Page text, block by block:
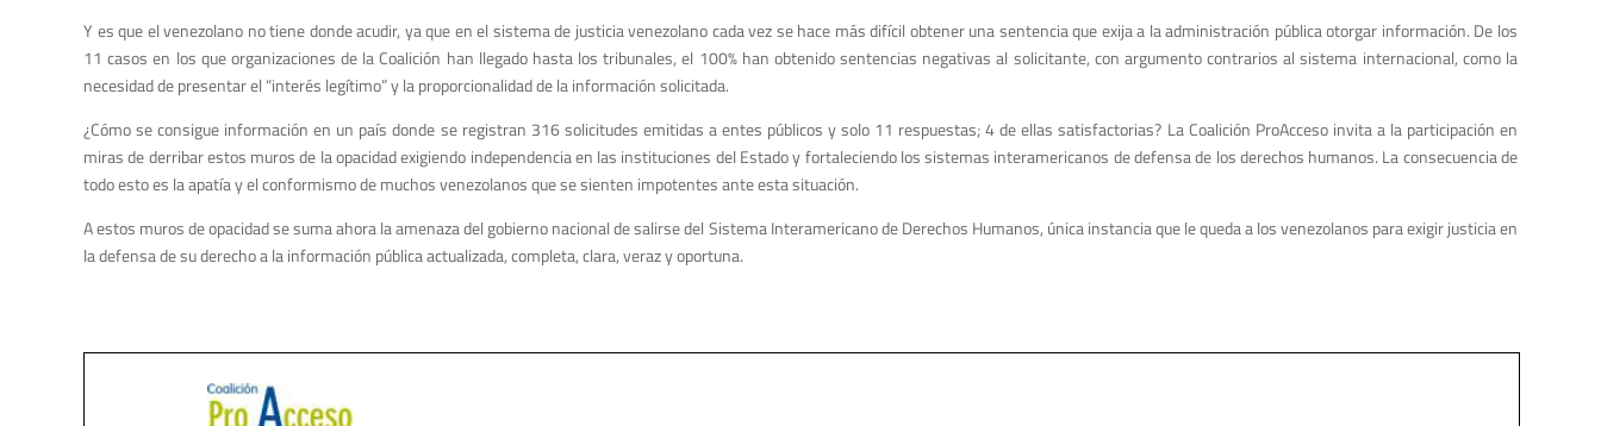
Y es que el venezolano no tiene donde acudir, ya que en el sistema de justicia venezolano cada vez se hace más difícil obtener una sentencia que exija a la administración pública otorgar información. De los
11 casos en los que organizaciones de la Coalición han llegado hasta los tribunales, el 100% han obtenido sentencias negativas al solicitante, con argumento contrarios al sistema internacional, como la
necesidad de presentar el “interés legítimo” y la proporcionalidad de la información solicitada.
¿Cómo se consigue información en un país donde se registran 316 solicitudes emitidas a entes públicos y solo 11 respuestas; 4 de ellas satisfactorias? La Coalición ProAcceso invita a la participación en
miras de derribar estos muros de la opacidad exigiendo independencia en las instituciones del Estado y fortaleciendo los sistemas interamericanos de defensa de los derechos humanos. La consecuencia de
todo esto es la apatía y el conformismo de muchos venezolanos que se sienten impotentes ante esta situación.
A estos muros de opacidad se suma ahora la amenaza del gobierno nacional de salirse del Sistema Interamericano de Derechos Humanos, única instancia que le queda a los venezolanos para exigir justicia en
la defensa de su derecho a la información pública actualizada, completa, clara, veraz y oportuna.